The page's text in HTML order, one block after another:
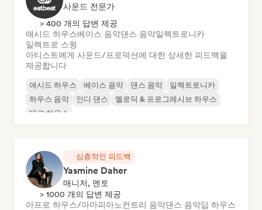
사운드 전문가
> 400 개의 답변 제공
애시드 하우스베이스 음악댄스 음악일렉트로니카
일렉트로 스윙
아티스트에게 사운드/프로덕션에 대한 상세한 피드백을
제공합니다
애시드 하우스 베이스 음악 댄스 음악
일렉트로니카
하우스 음악
인디 댄스
멜로딕 & 프로그레시브 하우스
테크 하우스
심층적인 피드백
Yasmine Daher
매니저, 멘토
> 1000 개의 답변 제공
아프로 하우스/아마피아노컨트리 음악댄스 음악딥 하우스